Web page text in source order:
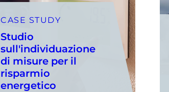
CASE STUDY
Studio
sull'individuazione
di misure per il
risparmio
energetico